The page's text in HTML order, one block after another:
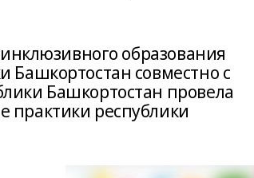
образования
Башкортостан совместно с
Башкортостан провела
практики республики